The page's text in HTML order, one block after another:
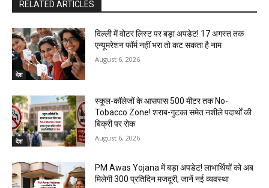
RELATED ARTICLES
देश
दिल्ली में वोटर लिस्ट पर बड़ा अपडेट! 17 अगस्त तक
एन्यूमरेशन फॉर्म नहीं भरा तो कट सकता है नाम
August 6, 2026
देश
स्कूल-कॉलेजों के आसपास 500 मीटर तक No-
Tobacco Zone! शराब-गुटका समेत नशीले पदार्थों की
बिक्री पर रोक
August 6, 2026
PM Awas Yojana में बड़ा अपडेट! लाभार्थियों को अब
मिलेगी ₹300 प्रतिदिन मजदूरी, जानें नई व्यवस्था